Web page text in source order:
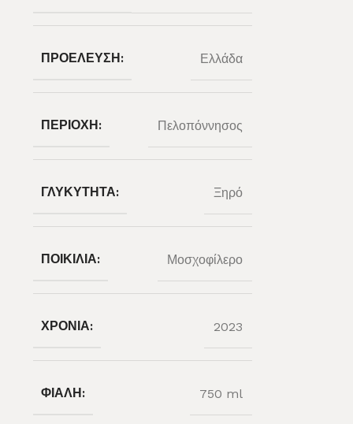
ΠΡΟΈΛΕΥΣΗ: Ελλάδα
ΠΕΡΙΟΧΉ: Πελοπόννησος
ΓΛΥΚΎΤΗΤΑ: Ξηρό
ΠΟΙΚΙΛΊΑ: Μοσχοφίλερο
ΧΡΟΝΙΆ: 2023
ΦΙΆΛΗ: 750 ml